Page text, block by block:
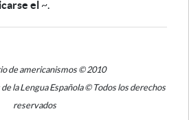
el ~.
de americanismos © 2010
la Lengua Española © Todos los derechos
reservados